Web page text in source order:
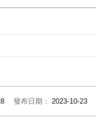
發布日期： 2023-10-23